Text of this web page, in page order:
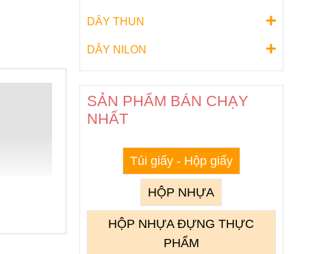
DÂY THUN
DÂY NILON
SẢN PHẨM BÁN CHẠY
NHẤT
Túi giấy - Hộp giấy
HỘP NHỰA
HỘP NHỰA ĐỰNG THỰC
PHẨM